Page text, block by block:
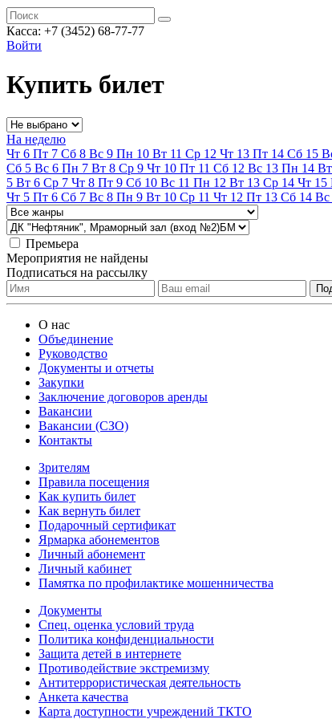
Касса: +7 (3452) 68-77-77
Войти
Купить билет
На неделю
Чт 6 Пт 7 Сб 8 Вс 9 Пн 10 Вт 11 Ср 12 Чт 13 Пт 14 Сб 15
Сб 5 Вс 6 Пн 7 Вт 8 Ср 9 Чт 10 Пт 11 Сб 12 Вс 13 Пн 14 Вт
5 Вт 6 Ср 7 Чт 8 Пт 9 Сб 10 Вс 11 Пн 12 Вт 13 Ср 14 Чт 15
Чт 5 Пт 6 Сб 7 Вс 8 Пн 9 Вт 10 Ср 11 Чт 12 Пт 13 Сб 14 Вс
Премьера
Мероприятия не найдены
Подписаться на рассылку
О нас
Объединение
Руководство
Документы и отчеты
Закупки
Заключение договоров аренды
Вакансии
Вакансии (СЗО)
Контакты
Зрителям
Правила посещения
Как купить билет
Как вернуть билет
Подарочный сертификат
Ярмарка абонементов
Личный абонемент
Личный кабинет
Памятка по профилактике мошенничества
Документы
Спец. оценка условий труда
Политика конфиденциальности
Защита детей в интернете
Противодействие экстремизму
Антитеррористическая деятельность
Анкета качества
Карта доступности учреждений ТКТО